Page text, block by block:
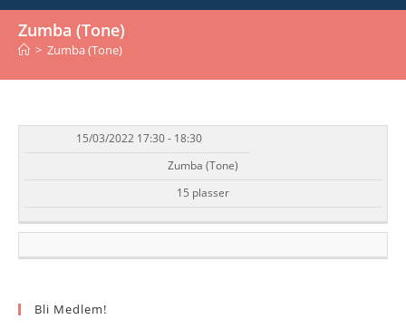
Zumba (Tone)
> Zumba (Tone)
DATO/TID EVENT TILGJENGELIGHET
15/03/2022 17:30 - 18:30
Zumba (Tone)
15 plasser
Bli Medlem!